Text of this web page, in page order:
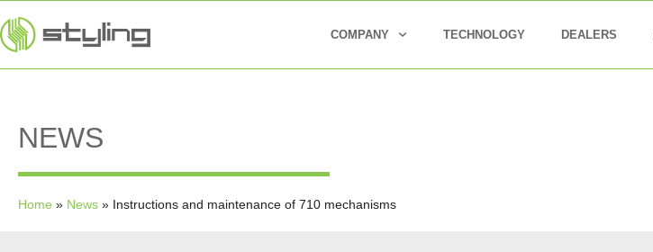
COMPANY TECHNOLOGY DEALERS
NEWS
Home » News » Instructions and maintenance of 710 mechanisms